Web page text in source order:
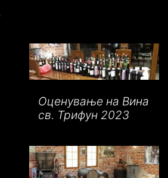
Оценување на Вина
св. Трифун 2023